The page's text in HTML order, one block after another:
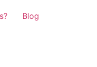
Blog